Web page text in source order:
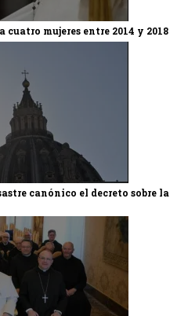
mujeres entre 2014 y 2018
canónico el decreto sobre la